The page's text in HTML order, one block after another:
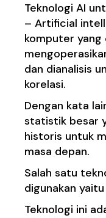
Teknologi AI
– Artificial
komputer yang
dan dianalisis
korelasi.
Dengan kata
statistik besar
historis untuk
masa depan.
Salah satu
digunakan
Teknologi ini